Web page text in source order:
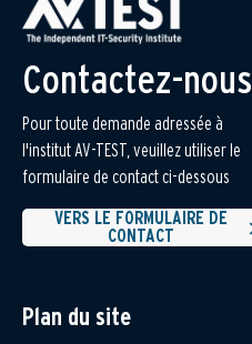
Contactez-nous
Pour toute demande adressée à
l'institut AV-TEST, veuillez utiliser le
formulaire de contact ci-dessous
VERS LE FORMULAIRE DE
CONTACT
Plan du site